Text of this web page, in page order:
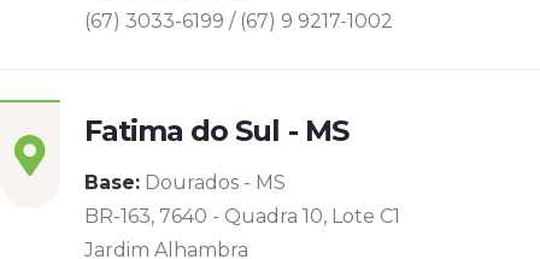
(67) 3033-6199 / (67) 9 9217-1002
Fatima do Sul - MS
Base: Dourados - MS
BR-163, 7640 - Quadra 10, Lote C1
Jardim Alhambra